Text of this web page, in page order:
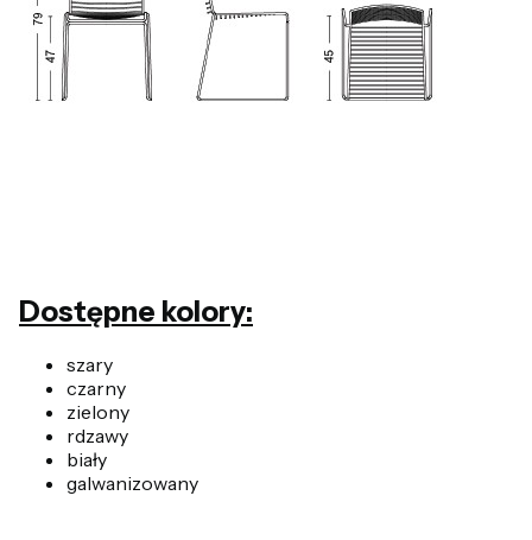
Dostępne kolory:
szary
czarny
zielony
rdzawy
biały
galwanizowany